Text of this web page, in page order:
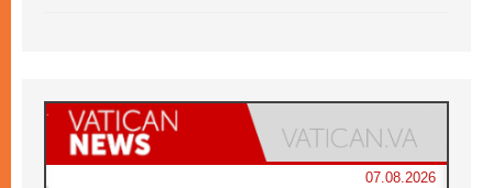
07.08.2026